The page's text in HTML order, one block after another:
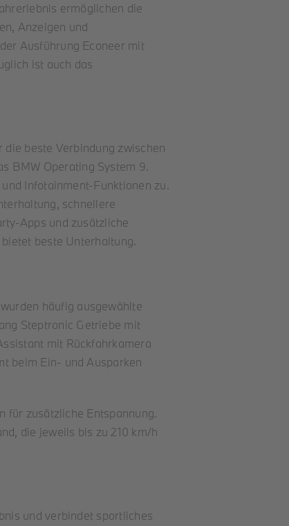
ermöglichen die
Anzeigen und
Ausführung Econeer mit
ist auch das
beste Verbindung zwischen
BMW Operating System 9.
Infotainment-Funktionen zu.
schnellere
Apps und zusätzliche
beste Unterhaltung.
häufig ausgewählte
Steptronic Getriebe mit
mit Rückfahrkamera
beim Ein- und Ausparken
für zusätzliche Entspannung.
die jeweils bis zu 210 km/h
und verbindet sportliches